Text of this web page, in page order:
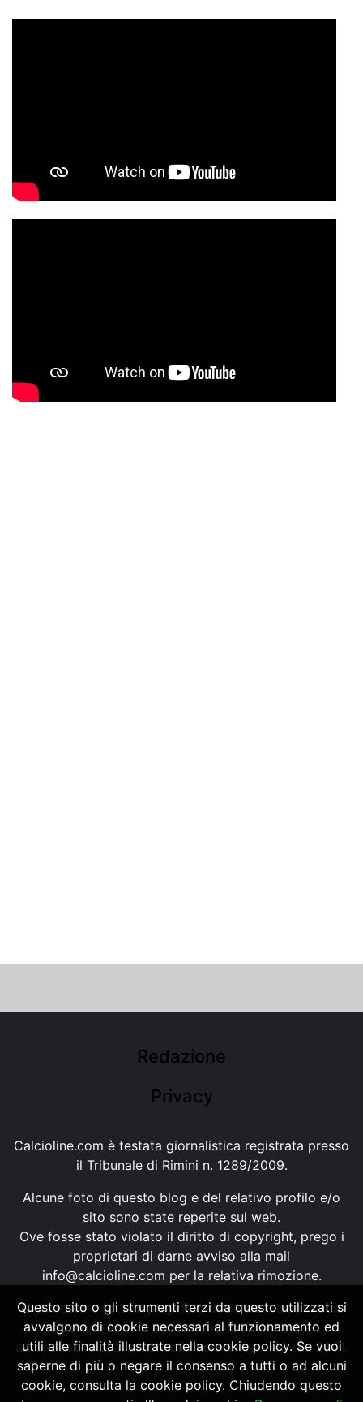
Redazione
Privacy
Calcioline.com è testata giornalistica registrata presso
il Tribunale di Rimini n. 1289/2009.
Alcune foto di questo blog e del relativo profilo e/o
sito sono state reperite sul web.
Ove fosse stato violato il diritto di copyright, prego i
proprietari di darne avviso alla mail
info@calcioline.com per la relativa rimozione.
Ogni testo e foto di proprietà di Calcioline.com non
possono essere copiati o riprodotti, senza
autorizzazione, ai sensi della normativa n.29 del 2001.
Questo sito o gli strumenti terzi da questo utilizzati si
avvalgono di cookie necessari al funzionamento ed
utili alle finalità illustrate nella cookie policy. Se vuoi
saperne di più o negare il consenso a tutti o ad alcuni
cookie, consulta la cookie policy. Chiudendo questo